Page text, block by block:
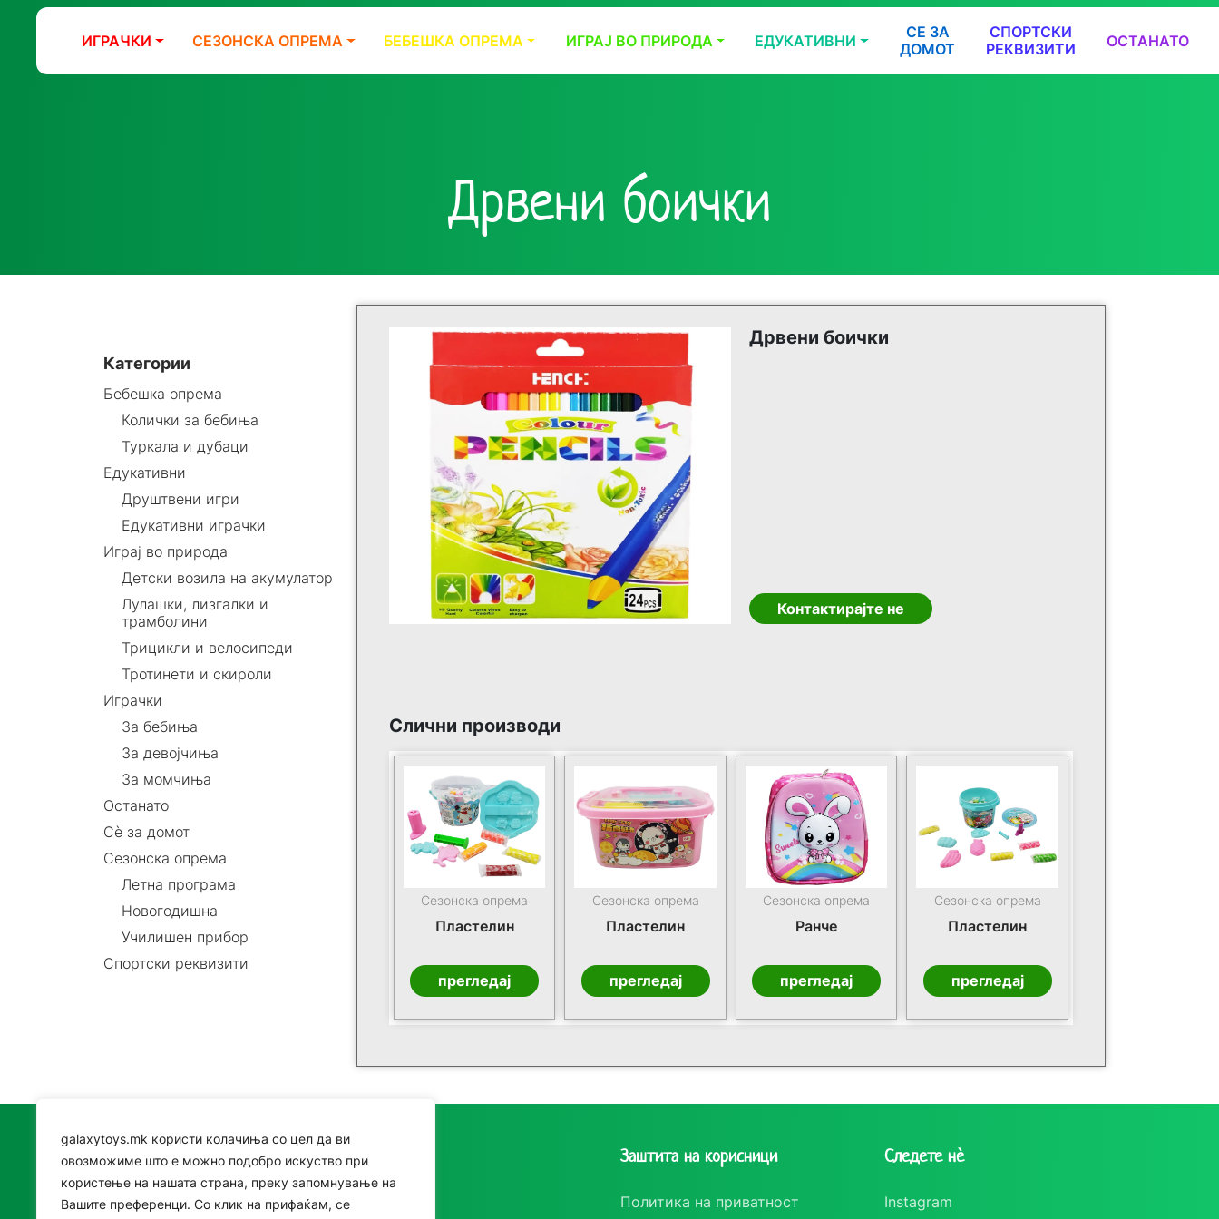
galaxytoys.mk користи колачиња со цел да ви
овозможиме што е можно подобро искуство при
користење на нашата страна, преку запомнување на
Вашите преференци. Со клик на прифаќам, се
ИГРАЧКИ СЕЗОНСКА ОПРЕМА БЕБЕШКА ОПРЕМА ИГРАЈ ВО ПРИРОДА ЕДУКАТИВНИ
СЕ ЗА
ДОМОТ
СПОРТСКИ
РЕКВИЗИТИ
ОСТАНАТО
Дрвени боички
Категории
Бебешка опрема
Колички за бебиња
Туркала и дубаци
Едукативни
Друштвени игри
Едукативни играчки
Играј во природа
Детски возила на акумулатор
Лулашки, лизгалки и
трамболини
Трицикли и велосипеди
Тротинети и скироли
Играчки
За бебиња
За девојчиња
За момчиња
Останато
Сè за домот
Сезонска опрема
Летна програма
Новогодишна
Училишен прибор
Спортски реквизити
Дрвени боички
Контактирајте не
Слични производи
Сезонска опрема
Пластелин
прегледај
Сезонска опрема
Пластелин
прегледај
Сезонска опрема
Ранче
прегледај
Сезонска опрема
Пластелин
прегледај
Категории Заштита на корисници
Политика на приватност
Следете нè
Instagram